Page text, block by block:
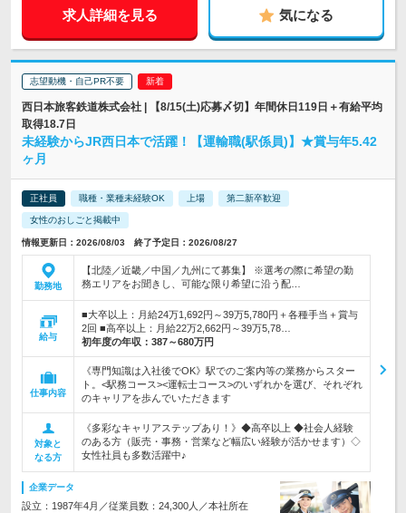
求人詳細を見る 気になる
志望動機・自己PR不要
西日本旅客鉄道株式会社 | 【8/15(土)応募〆切】年間休日119日＋有給平均
取得18.7日
未経験からJR西日本で活躍！【運輸職(駅係員)】★賞与年5.42
ヶ月
正社員 職種・業種未経験OK 上場 第二新卒歓迎
女性のおしごと掲載中
情報更新日：2026/08/03 終了予定日：2026/08/27
勤務地
【北陸／近畿／中国／九州にて募集】 ※選考の際に希望の勤
務エリアをお聞きし、可能な限り希望に沿う配…
給与
■大卒以上：月給24万1,692円～39万5,780円＋各種手当＋賞与
2回 ■高卒以上：月給22万2,662円～39万5,78…
初年度の年収： 387～680万円
仕事内容
《専門知識は入社後でOK》駅でのご案内等の業務からスター
ト。<駅務コース><運転士コース>のいずれかを選び、それぞれ
のキャリアを歩んでいただきます
対象と
なる方
《多彩なキャリアステップあり！》◆高卒以上 ◆社会人経験
のある方（販売・事務・営業など幅広い経験が活かせます）◇
女性社員も多数活躍中♪
企業データ
設立：1987年4月／従業員数：24,300人／本社所在